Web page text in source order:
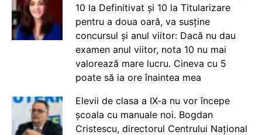
10 la Definitivat și 10 la Titularizare
pentru a doua oară, va susține
concursul și anul viitor: Dacă nu dau
examen anul viitor, nota 10 nu mai
valorează mare lucru. Cineva cu 5
poate să ia ore înaintea mea
Elevii de clasa a IX-a nu vor începe
școala cu manuale noi. Bogdan
Cristescu, directorul Centrului Național